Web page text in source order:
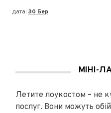
дата: 30 Бер
МІНІ-
Летите лоукостом – не
послуг. Вони можуть